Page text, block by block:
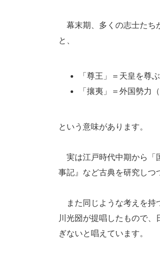
幕末期、多くの志士たち
と、
「尊王」＝天皇を尊ぶ
「攘夷」＝外国勢力
という意味があります。
実は江戸時代中期から「
事記』など古典を研究しつ
また同じような考えを持
川光圀が提唱したもので
ぎないと唱えています。